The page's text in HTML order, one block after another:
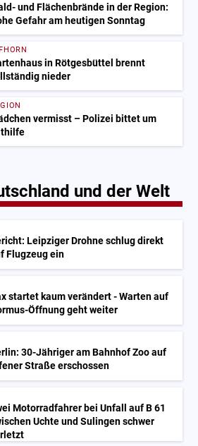
und Flächenbrände in der Region:
Gefahr am heutigen Sonntag
in Rötgesbüttel brennt
nieder
vermisst – Polizei bittet um
und der Welt
Leipziger Drohne schlug direkt
Flugzeug ein
startet kaum verändert - Warten auf
Öffnung geht weiter
30-Jähriger am Bahnhof Zoo auf
Straße erschossen
Motorradfahrer bei Unfall auf B 61
Uchte und Sulingen schwer